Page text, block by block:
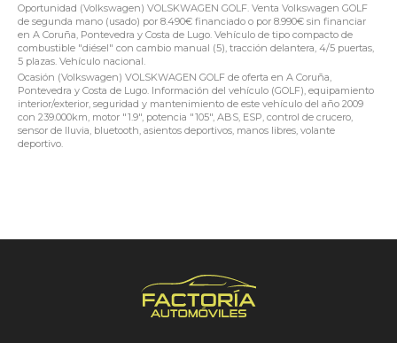
Oportunidad (Volkswagen) VOLSKWAGEN GOLF. Venta Volkswagen GOLF
de segunda mano (usado) por 8.490€ financiado o por 8.990€ sin financiar
en A Coruña, Pontevedra y Costa de Lugo. Vehículo de tipo compacto de
combustible "diésel" con cambio manual (5), tracción delantera, 4/5 puertas,
5 plazas. Vehículo nacional.
Ocasión (Volkswagen) VOLSKWAGEN GOLF de oferta en A Coruña,
Pontevedra y Costa de Lugo. Información del vehículo (GOLF), equipamiento
interior/exterior, seguridad y mantenimiento de este vehículo del año 2009
con 239.000km, motor "1.9", potencia "105", ABS, ESP, control de crucero,
sensor de lluvia, bluetooth, asientos deportivos, manos libres, volante
deportivo.